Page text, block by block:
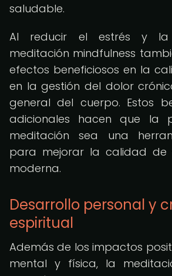
saludable.
Al reducir el estrés y la
meditación mindfulness
efectos beneficiosos en la
en la gestión del dolor
general del cuerpo. Estos
adicionales hacen que la
meditación sea una
para mejorar la calidad de
moderna.
Desarrollo personal y
espiritual
Además de los impactos
mental y física, la